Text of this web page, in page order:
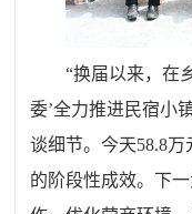
“换届以来，在
委’全力推进民宿小
谈细节。今天58.8
的阶段性成效。下